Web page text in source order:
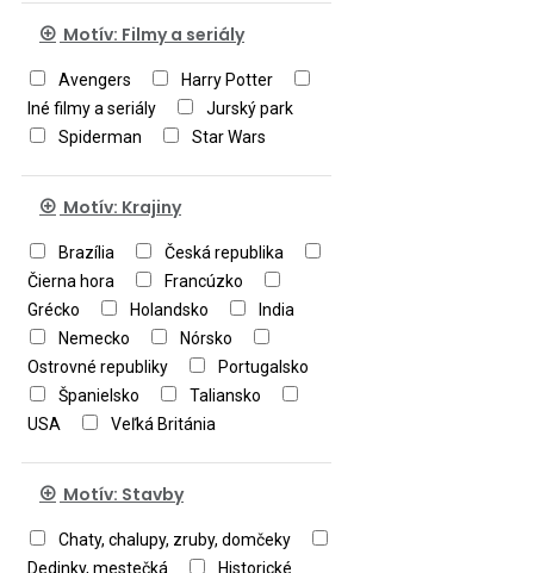
Motív: Filmy a seriály
Avengers
Harry Potter
Iné filmy a seriály
Jurský park
Spiderman
Star Wars
Motív: Krajiny
Brazília
Česká republika
Čierna hora
Francúzko
Grécko
Holandsko
India
Nemecko
Nórsko
Ostrovné republiky
Portugalsko
Španielsko
Taliansko
USA
Veľká Británia
Motív: Stavby
Chaty, chalupy, zruby, domčeky
Dedinky, mestečká
Historické